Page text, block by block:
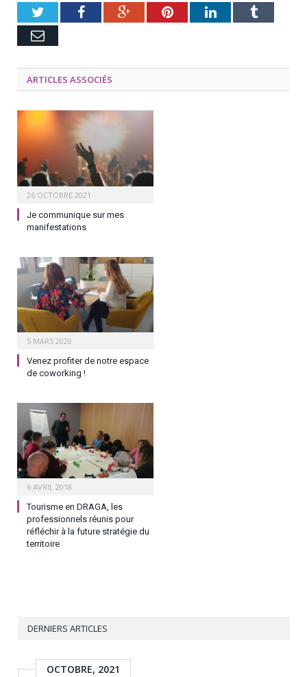
TwitterFacebookGoogle+PinterestLinkedInTumblr
Email
ARTICLES ASSOCIÉS
26 OCTOBRE 2021
Je communique sur mes
manifestations
5 MARS 2020
Venez profiter de notre espace
de coworking !
6 AVRIL 2018
Tourisme en DRAGA, les
professionnels réunis pour
réfléchir à la future stratégie du
territoire
DERNIERS ARTICLES
OCTOBRE, 2021